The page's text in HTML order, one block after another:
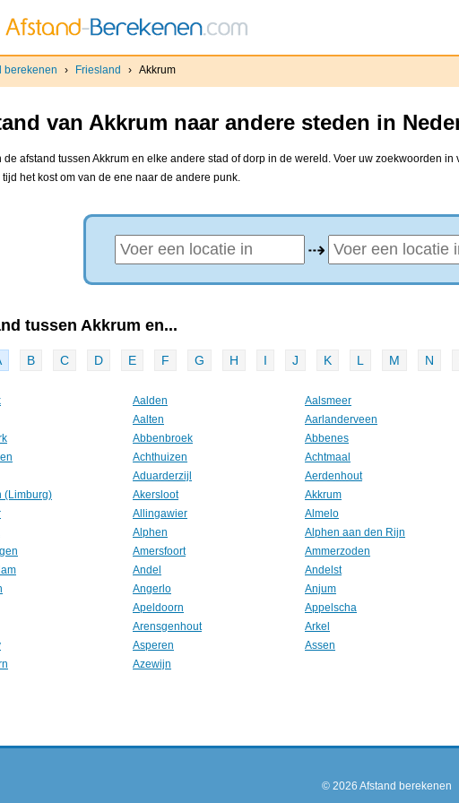
berekenen › Friesland › Akkrum
van Akkrum naar andere steden in
de afstand tussen Akkrum en elke andere stad of dorp in de wereld. Voer uw zoekwoorden
tijd het kost om van de ene naar de andere punk.
⇢
tussen Akkrum en...
B C D E F G H I J K L M N
Aalden Aalsmeer
Aalten Aarlanderveen
Abbenbroek Abbenes
Achthuizen Achtmaal
Aduarderzijl Aerdenhout
(Limburg)
Akersloot Akkrum
Allingawier Almelo
Alphen Alphen aan den Rijn
Amersfoort Ammerzoden
Andel Andelst
Angerlo Anjum
Apeldoorn Appelscha
Arensgenhout Arkel
Asperen Assen
Azewijn
© 2026 Afstand berekenen